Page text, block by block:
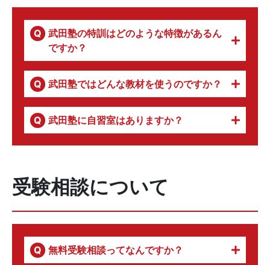
武田塾の特訓はどのような特徴があるん
ですか？
武田塾ではどんな教材を使うのですか？
武田塾に自習室はありますか？
受験相談について
無料受験相談ってなんですか？